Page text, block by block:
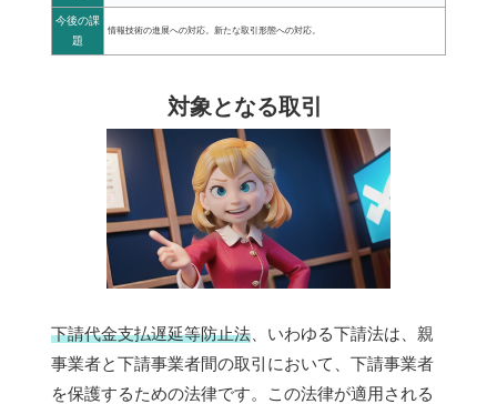
今後の課
題
情報技術の進展への対応。新たな取引形態への対応。
対象となる取引
下請代金支払遅延等防止法 、いわゆる下請法は、親
事業者と下請事業者間の取引において、下請事業者
を保護するための法律です。この法律が適用される